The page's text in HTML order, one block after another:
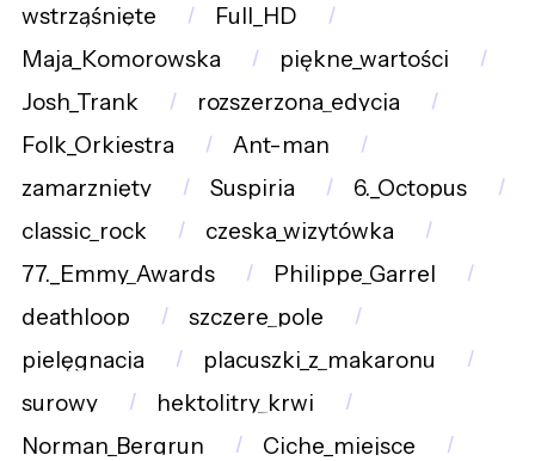
wstrząśnięte
Full_HD
Maja_Komorowska
piękne_wartości
Josh_Trank
rozszerzona_edycja
Folk_Orkiestra
Ant-man
zamarznięty
Suspiria
6._Octopus
classic_rock
czeska_wizytówka
77._Emmy_Awards
Philippe_Garrel
deathloop
szczere_pole
pielęgnacja
placuszki_z_makaronu
surowy
hektolitry_krwi
Norman_Bergrun
Ciche_miejsce